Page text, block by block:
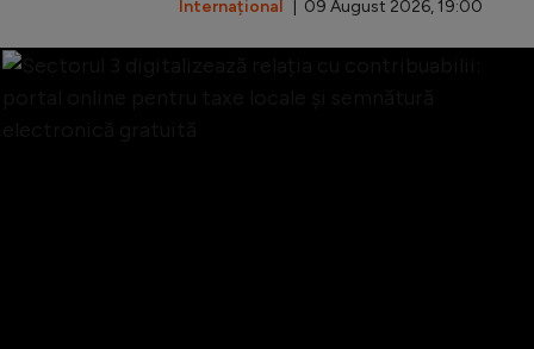
Internațional | 09 August 2026, 19:00